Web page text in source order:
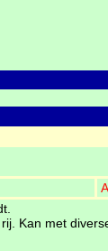
Kan met